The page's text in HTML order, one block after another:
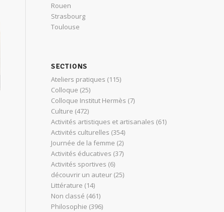
Rouen
Strasbourg
Toulouse
SECTIONS
Ateliers pratiques (115)
Colloque (25)
Colloque Institut Hermès (7)
Culture (472)
Activités artistiques et artisanales (61)
Activités culturelles (354)
Journée de la femme (2)
Activités éducatives (37)
Activités sportives (6)
découvrir un auteur (25)
Littérature (14)
Non classé (461)
Philosophie (396)